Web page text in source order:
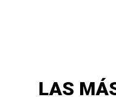
LAS